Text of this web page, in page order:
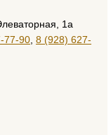
1а
77-90 8 (928) 627-